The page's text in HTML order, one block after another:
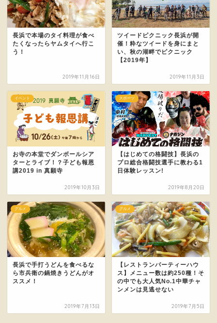
長浜で本場のタイ料理が食べ
たくなったらヤムタイへ行こ
う！
2019年11月16日
ツイードピクニック長浜が開
催！粋なツイードを身にまと
い、秋の湖畔でピクニック
【2019年】
2019年11月3日
イベント
お寺の本堂でダンボールシア
ターとライブ！？子ども報恩
講2019 in 真願寺
2019年10月3日
スポーツ
【はじめての格闘技】長浜の
プロ総合格闘技選手に教わる1
日体験レッスン!
2019年8月20日
グルメ
長浜で手打うどんを食べるな
ら市兵衛の鍋焼きうどんがオ
ススメ！
2019年7月13日
グルメ
【レストランパーティーハウ
ス】メニュー数は約250種！そ
の中でも大人気No.1中華チャ
ンメンは見逃せない
2019年7月5日